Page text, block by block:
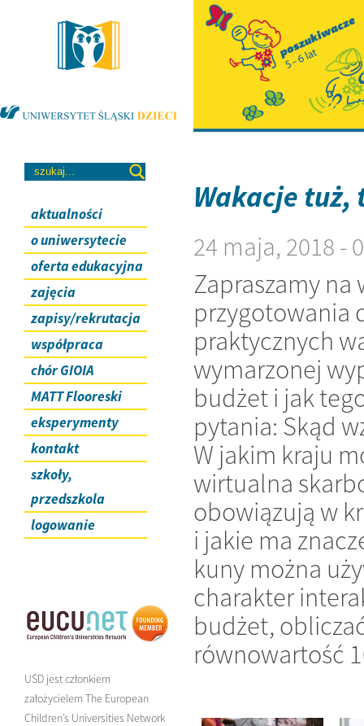
aktualności
o uniwersytecie
oferta edukacyjna
zajęcia
zapisy/rekrutacja
współpraca
chór GIOIA
MATT Flooreski
eksperymenty
kontakt
szkoły,
przedszkola
logowanie
UŚD jest członkiem
założycielem The European
Children’s Universities Network
Wakacje tuż,
24 maja, 2018 -
Zapraszamy
przygotowania
praktycznych
wymarzonej
budżet i jak
pytania: Skąd
W jakim kraju
wirtualna
obowiązują w
i jakie ma
kuny można
charakter
budżet,
równowartość